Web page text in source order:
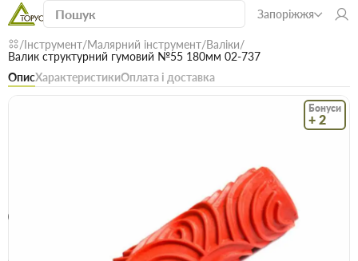
Запоріжжя
Інструмент Малярний інструмент Валіки
Валик структурний гумовий №55 180мм 02-737
ОписХарактеристикиОплата і доставка
Бонуси
+ 2
Валик структурний гумовий №55 180мм
02-737